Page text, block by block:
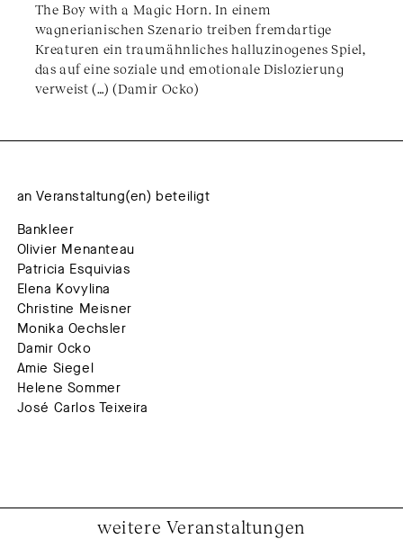
The Boy with a Magic Horn. In einem
wagnerianischen Szenario treiben fremdartige
Kreaturen ein traumähnliches halluzinogenes Spiel,
das auf eine soziale und emotionale Dislozierung
verweist (…) (Damir Ocko)
an Veranstaltung(en) beteiligt
Bankleer
Olivier Menanteau
Patricia Esquivias
Elena Kovylina
Christine Meisner
Monika Oechsler
Damir Ocko
Amie Siegel
Helene Sommer
José Carlos Teixeira
weitere Veranstaltungen